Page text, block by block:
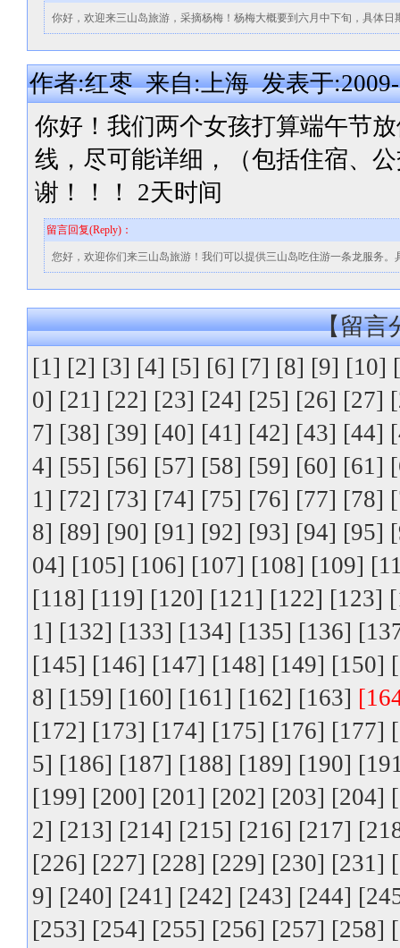
你好，欢迎来三山岛旅游，采摘杨梅！杨梅大概要到六月中下旬，具体
作者:红枣 来自:上海 发表于
你好！我们两个女孩打算端午节
线，尽可能详细，（包括住宿、
谢！！！ 2天时间
留言回复(Reply)：
您好，欢迎你们来三山岛旅游！我们可以提供三山岛吃住游一条龙服务
【留言
[1] [2] [3] [4] [5] [6] [7] [8] [9] [10]
0] [21] [22] [23] [24] [25] [26] [27]
7] [38] [39] [40] [41] [42] [43] [44]
4] [55] [56] [57] [58] [59] [60] [61]
1] [72] [73] [74] [75] [76] [77] [78]
8] [89] [90] [91] [92] [93] [94] [95]
04] [105] [106] [107] [108] [109]
[118] [119] [120] [121] [122] [123]
1] [132] [133] [134] [135] [136]
[145] [146] [147] [148] [149] [150]
8] [159] [160] [161] [162] [163]
[172] [173] [174] [175] [176] [177]
5] [186] [187] [188] [189] [190]
[199] [200] [201] [202] [203] [204]
2] [213] [214] [215] [216] [217]
[226] [227] [228] [229] [230] [231]
9] [240] [241] [242] [243] [244]
[253] [254] [255] [256] [257] [258]